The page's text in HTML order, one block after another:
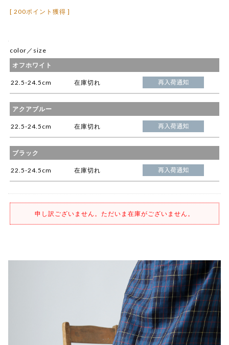
[ 200ポイント獲得 ]
color／size
オフホワイト
22.5-24.5cm 在庫切れ
アクアブルー
22.5-24.5cm 在庫切れ
ブラック
22.5-24.5cm 在庫切れ
申し訳ございません。ただいま在庫がございません。